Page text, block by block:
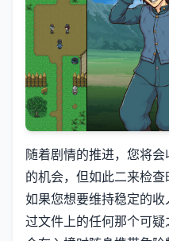
随着剧情的推进，您将
的机会，但如此二来检查
如果您想要维持稳定的
过文件上的任何那个可